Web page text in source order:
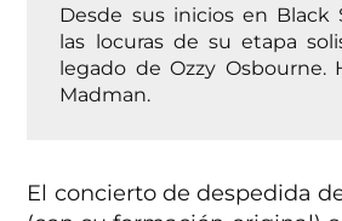
Desde sus inicios en Black
las locuras de su etapa
legado de Ozzy Osbourne.
Madman.
El concierto de despedida